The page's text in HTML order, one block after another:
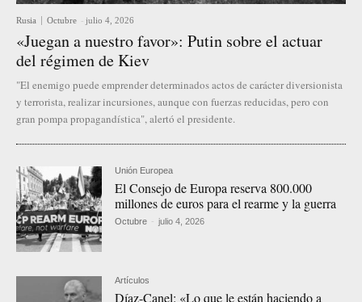
Rusia Octubre - julio 4, 2026
«Juegan a nuestro favor»: Putin sobre el actuar
del régimen de Kiev
"El enemigo puede emprender determinados actos de carácter diversionista
y terrorista, realizar incursiones, aunque con fuerzas reducidas, pero con
gran pompa propagandística", alertó el presidente.
Unión Europea
El Consejo de Europa reserva 800.000
millones de euros para el rearme y la guerra
Octubre - julio 4, 2026
Artículos
Díaz-Canel: «Lo que le están haciendo a